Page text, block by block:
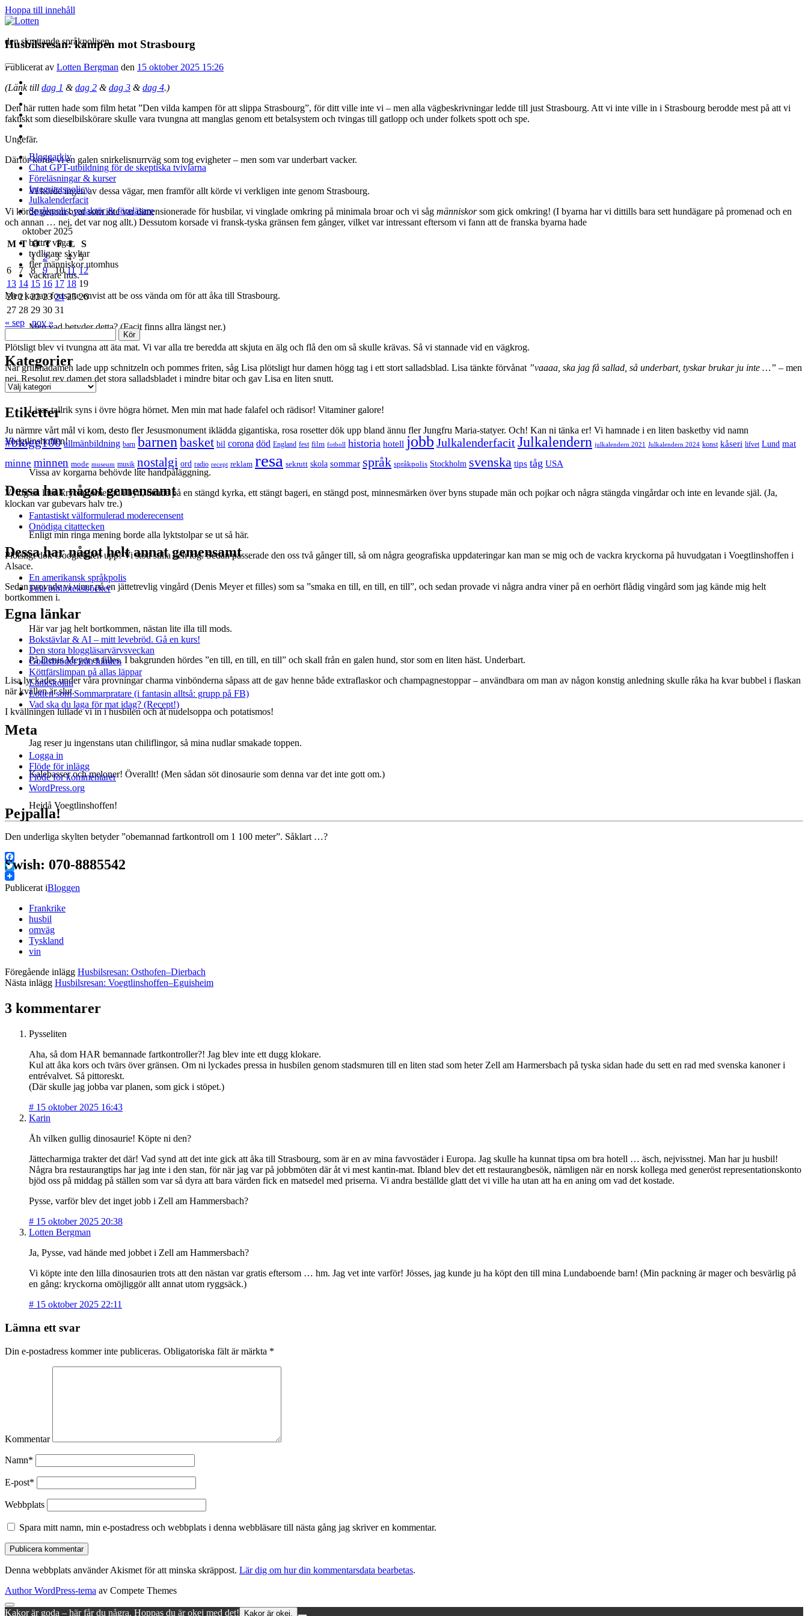
Hoppa till innehåll
Lotten
den skrattande språkpolisen
öppna
meny
facebook
instagram
linkedin
rss
e-
Bloggarkiv
Chat GPT-utbildning för de skeptiska tvivlarna
Föreläsningar & kurser
Integritetspolicy
Julkalenderfacit
Språkpolis, redaktör & föreläsare
Sidopanel
oktober 2025
M T O T F L
S
1
2 3 4
5
6
7 8 9 10 11 12
13 14 15 16 17 18 19
20 21 22 23 24 25 26
27 28 29 30 31
« sep
nov »
Kategorier
Kategorier
Etiketter
#blogg100 allmänbildning barn barnen basket bil corona död England fest film fotboll historia hotell jobb JulkalenderfacitJulkalendern julkalendern 2021 Julkalendern 2024 konst kåseri lifvet Lund mat
minne minnen mode museum musik nostalgi ord radio recept reklam resa sekrutt skola sommar språk språkpolis Stockholm svenska tips tåg USA
Dessa har något gemensamt
Fantastiskt välformulerad moderecensent
Onödiga citattecken
Dessa har något helt annat gemensamt
En amerikansk språkpolis
Fula biblioteksböcker
Egna länkar
Bokstävlar & AI – mitt levebröd. Gå en kurs!
Den stora bloggläsarvärvsveckan
Godisbrödet från himlen
Köttfärslimpan på allas läppar
Länkskolan
Lotten som Sommarpratare (i fantasin alltså: grupp på FB)
Vad ska du laga för mat idag? (Recept!)
Meta
Logga in
Flöde för inlägg
Flöde för kommentarer
WordPress.org
Pejpalla!
Swish: 070-8885542
Husbilsresan: kampen mot Strasbourg
Publicerat av Lotten Bergman den 15 oktober 2025 15:26
(Länk till dag 1 &dag 2 &dag 3 &dag 4.)
Den här rutten hade som film hetat ”Den vilda kampen för att slippa Strasbourg”, för ditt ville inte vi – men alla vägbeskrivningar ledde till just Strasbourg. Att vi inte ville in i Strasbourg berodde mest på att vi
faktiskt som dieselbilskörare skulle vara tvungna att manglas genom ett betalsystem och tvingas till gatlopp och under folkets spott och spe.
Ungefär.
Därför körde vi en galen snirkelisnurrväg som tog evigheter – men som var underbart vacker.
Vi körde ingen av dessa vägar, men framför allt körde vi verkligen inte genom Strasbourg.
Vi körde genom byar som inte var dimensionerade för husbilar, vi vinglade omkring på minimala broar och vi såg människorsom gick omkring! (I byarna har vi dittills bara sett hundägare på promenad och en
och annan … nej, det var nog allt.) Dessutom korsade vi fransk-tyska gränsen fem gånger, vilket var intressant eftersom vi fann att de franska byarna hade
bättre vägar
tydligare skyltar
fler människor utomhus
vackrare hus.
Men kartan fortsatte envist att be oss vända om för att åka till Strasbourg.
Men vad betyder detta? (Facit finns allra längst ner.)
Plötsligt blev vi tvungna att äta mat. Vi var alla tre beredda att skjuta en älg och flå den om så skulle krävas. Så vi stannade vid en vägkrog.
När grillmadamen lade upp schnitzeln och pommes friten, såg Lisa plötsligt hur damen högg tag i ett stort salladsblad. Lisa tänkte förvånat ”vaaaa, ska jag få sallad, så underbart, tyskar brukar ju inte …” – men
nej. Resolut rev damen det stora salladsbladet i mindre bitar och gav Lisa en liten snutt.
Lisas tallrik syns i övre högra hörnet. Men min mat hade falafel och rädisor! Vitaminer galore!
Ju närmre vårt mål vi kom, desto fler Jesusmonument iklädda gigantiska, rosa rosetter dök upp bland ännu fler Jungfru Maria-statyer. Och! Kan ni tänka er! Vi hamnade i en liten basketby vid namn
Voegtlinshoffen!
Vissa av korgarna behövde lite handpåläggning.
Vi tog en liten kryckpromenad i byn, tittade på en stängd kyrka, ett stängt bageri, en stängd post, minnesmärken över byns stupade män och pojkar och några stängda vingårdar och inte en levande själ. (Ja,
klockan var gubevars halv tre.)
Enligt min ringa mening borde alla lyktstolpar se ut så här.
Plötsligt dök Googlebilen upp! Vi stod stilla och log. Sedan passerade den oss två gånger till, så om några geografiska uppdateringar kan man se mig och de vackra kryckorna på huvudgatan i Voegtlinshoffen i
Alsace.
Sedan provade vi viner på en jättetrevlig vingård (Denis Meyer et filles) som sa ”smaka en till, en till, en till”, och sedan provade vi några andra viner på en oerhört flådig vingård som jag kände mig helt
bortkommen i.
Här var jag helt bortkommen, nästan lite illa till mods.
På Denis Meyer et filles. I bakgrunden hördes ”en till, en till, en till” och skall från en galen hund, stor som en liten häst. Underbart.
Lisa lyckades under våra provningar charma vinbönderna såpass att de gav henne både extraflaskor och champagnestoppar – användbara om man av någon konstig anledning skulle råka ha kvar bubbel i flaskan
när kvällen är slut.
I kvällningen lullade vi in i husbilen och åt nudelsoppa och potatismos!
Jag reser ju ingenstans utan chiliflingor, så mina nudlar smakade toppen.
Kalebasser och meloner! Överallt! (Men sådan söt dinosaurie som denna var det inte gott om.)
Hejdå Voegtlinshoffen!
Den underliga skylten betyder ”obemannad fartkontroll om 1 100 meter”. Såklart …?
Facebook
Twitter
Publicerat iBloggen
Frankrike
husbil
omväg
Tyskland
vin
Föregående inlägg Husbilsresan: Osthofen–Dierbach
Nästa inlägg Husbilsresan: Voegtlinshoffen–Eguisheim
3 kommentarer
Pysseliten
Aha, så dom HAR bemannade fartkontroller?! Jag blev inte ett dugg klokare.
Kul att åka kors och tvärs över gränsen. Om ni lyckades pressa in husbilen genom stadsmuren till en liten stad som heter Zell am Harmersbach på tyska sidan hade du sett en rad med svenska kanoner i
entrévalvet. Så pittoreskt.
(Där skulle jag jobba var planen, som gick i stöpet.)
# 15 oktober 2025 16:43
Karin
Åh vilken gullig dinosaurie! Köpte ni den?
Jättecharmiga trakter det där! Vad synd att det inte gick att åka till Strasbourg, som är en av mina favvostäder i Europa. Jag skulle ha kunnat tipsa om bra hotell … äsch, nejvisstnej. Man har ju husbil!
Några bra restaurangtips har jag inte i den stan, för när jag var på jobbmöten där åt vi mest kantin-mat. Ibland blev det ett restaurangbesök, nämligen när en norsk kollega med generöst representationskonto
bjöd oss på middag på ställen som var så dyra att bara värden fick en matsedel med priserna. Vi andra beställde glatt det vi ville ha utan att ha en aning om vad det kostade.
Pysse, varför blev det inget jobb i Zell am Hammersbach?
# 15 oktober 2025 20:38
Lotten Bergman
Ja, Pysse, vad hände med jobbet i Zell am Hammersbach?
Vi köpte inte den lilla dinosaurien trots att den nästan var gratis eftersom … hm. Jag vet inte varför! Jösses, jag kunde ju ha köpt den till mina Lundaboende barn! (Min packning är mager och besvärlig på
en gång: kryckorna omöjliggör allt annat utom ryggsäck.)
# 15 oktober 2025 22:11
Lämna ett svar
Din e-postadress kommer inte publiceras. Obligatoriska fält är märkta *
Kommentar
Namn*
E-post*
Webbplats
Spara mitt namn, min e-postadress och webbplats i denna webbläsare till nästa gång jag skriver en kommentar.
Denna webbplats använder Akismet för att minska skräppost. Lär dig om hur din kommentarsdata bearbetas.
Author WordPress-tema av Compete Themes
Rulla
Kakor är goda – här får du några. Hoppas du är okej med det! Kakor är okej.